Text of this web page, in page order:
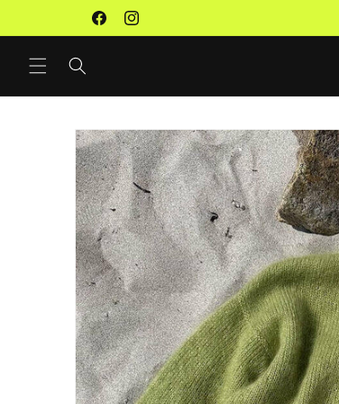
Inhalt
FacebookInstagram
Premium Wolle, Workshops & Studio
Produktinformationen
springen